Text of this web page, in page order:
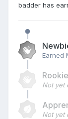
badder has
Earned
Rookie
Not yet
Not yet